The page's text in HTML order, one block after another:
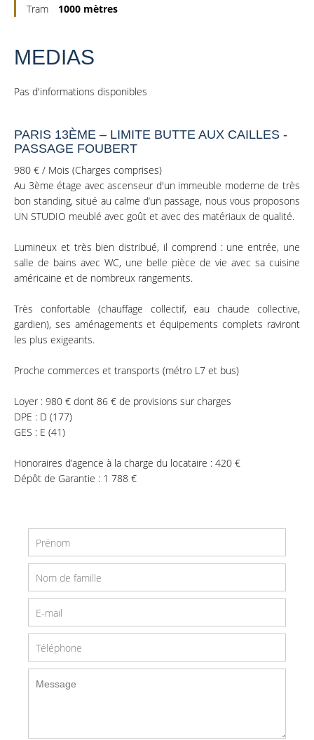
Tram 1000 mètres
MEDIAS
Pas d'informations disponibles
PARIS 13ÈME – LIMITE BUTTE AUX CAILLES -
PASSAGE FOUBERT
980 € / Mois (Charges comprises)
Au 3ème étage avec ascenseur d'un immeuble moderne de très
bon standing, situé au calme d’un passage, nous vous proposons
UN STUDIO meublé avec goût et avec des matériaux de qualité.
Lumineux et très bien distribué, il comprend : une entrée, une
salle de bains avec WC, une belle pièce de vie avec sa cuisine
américaine et de nombreux rangements.
Très confortable (chauffage collectif, eau chaude collective,
gardien), ses aménagements et équipements complets raviront
les plus exigeants.
Proche commerces et transports (métro L7 et bus)
Loyer : 980 € dont 86 € de provisions sur charges
DPE : D (177)
GES : E (41)
Honoraires d’agence à la charge du locataire : 420 €
Dépôt de Garantie : 1 788 €